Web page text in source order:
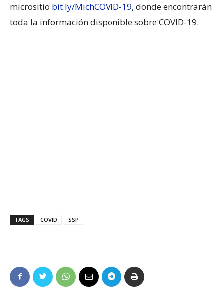
micrositio bit.ly/MichCOVID-19, donde encontrarán
toda la información disponible sobre COVID-19.
TAGS COVID SSP